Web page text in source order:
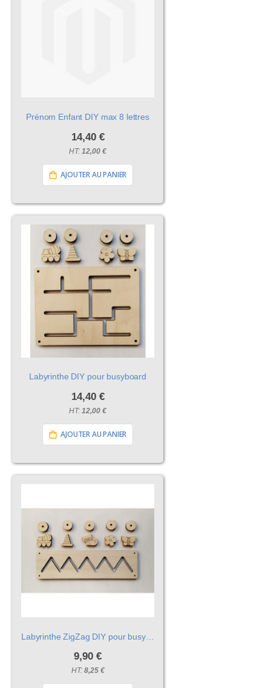
Prénom Enfant DIY max 8 lettres
14,40 €
12,00 €
AJOUTER AU PANIER
Labyrinthe DIY pour busyboard
14,40 €
12,00 €
AJOUTER AU PANIER
Labyrinthe ZigZag DIY pour busyboard
9,90 €
8,25 €